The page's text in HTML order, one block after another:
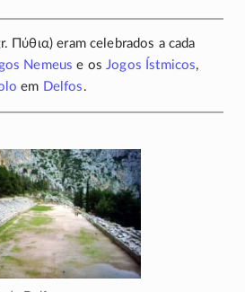
Πύθια) eram celebrados a cada
Nemeus e osJogos Ístmicos,
em Delfos .